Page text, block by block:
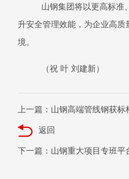
山钢集团将以更高标准
升安全管理效能，为企业高
境。
（祝 叶 刘建新）
上一篇：山钢高端管线钢获标
返回
下一篇：山钢重大项目专班平